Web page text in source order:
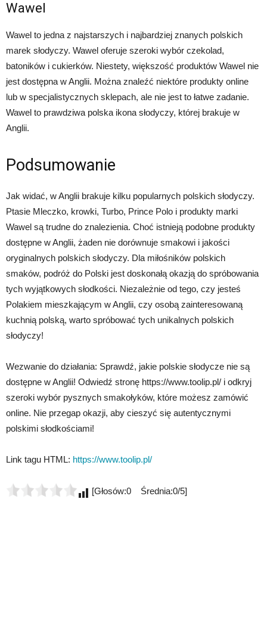
Wawel
Wawel to jedna z najstarszych i najbardziej znanych polskich
marek słodyczy. Wawel oferuje szeroki wybór czekolad,
batoników i cukierków. Niestety, większość produktów Wawel nie
jest dostępna w Anglii. Można znaleźć niektóre produkty online
lub w specjalistycznych sklepach, ale nie jest to łatwe zadanie.
Wawel to prawdziwa polska ikona słodyczy, której brakuje w
Anglii.
Podsumowanie
Jak widać, w Anglii brakuje kilku popularnych polskich słodyczy.
Ptasie Mleczko, krowki, Turbo, Prince Polo i produkty marki
Wawel są trudne do znalezienia. Choć istnieją podobne produkty
dostępne w Anglii, żaden nie dorównuje smakowi i jakości
oryginalnych polskich słodyczy. Dla miłośników polskich
smaków, podróż do Polski jest doskonałą okazją do spróbowania
tych wyjątkowych słodkości. Niezależnie od tego, czy jesteś
Polakiem mieszkającym w Anglii, czy osobą zainteresowaną
kuchnią polską, warto spróbować tych unikalnych polskich
słodyczy!
Wezwanie do działania: Sprawdź, jakie polskie słodycze nie są
dostępne w Anglii! Odwiedź stronę https://www.toolip.pl/ i odkryj
szeroki wybór pysznych smakołyków, które możesz zamówić
online. Nie przegap okazji, aby cieszyć się autentycznymi
polskimi słodkościami!
Link tagu HTML: https://www.toolip.pl/
[Głosów:0 Średnia:0/5]